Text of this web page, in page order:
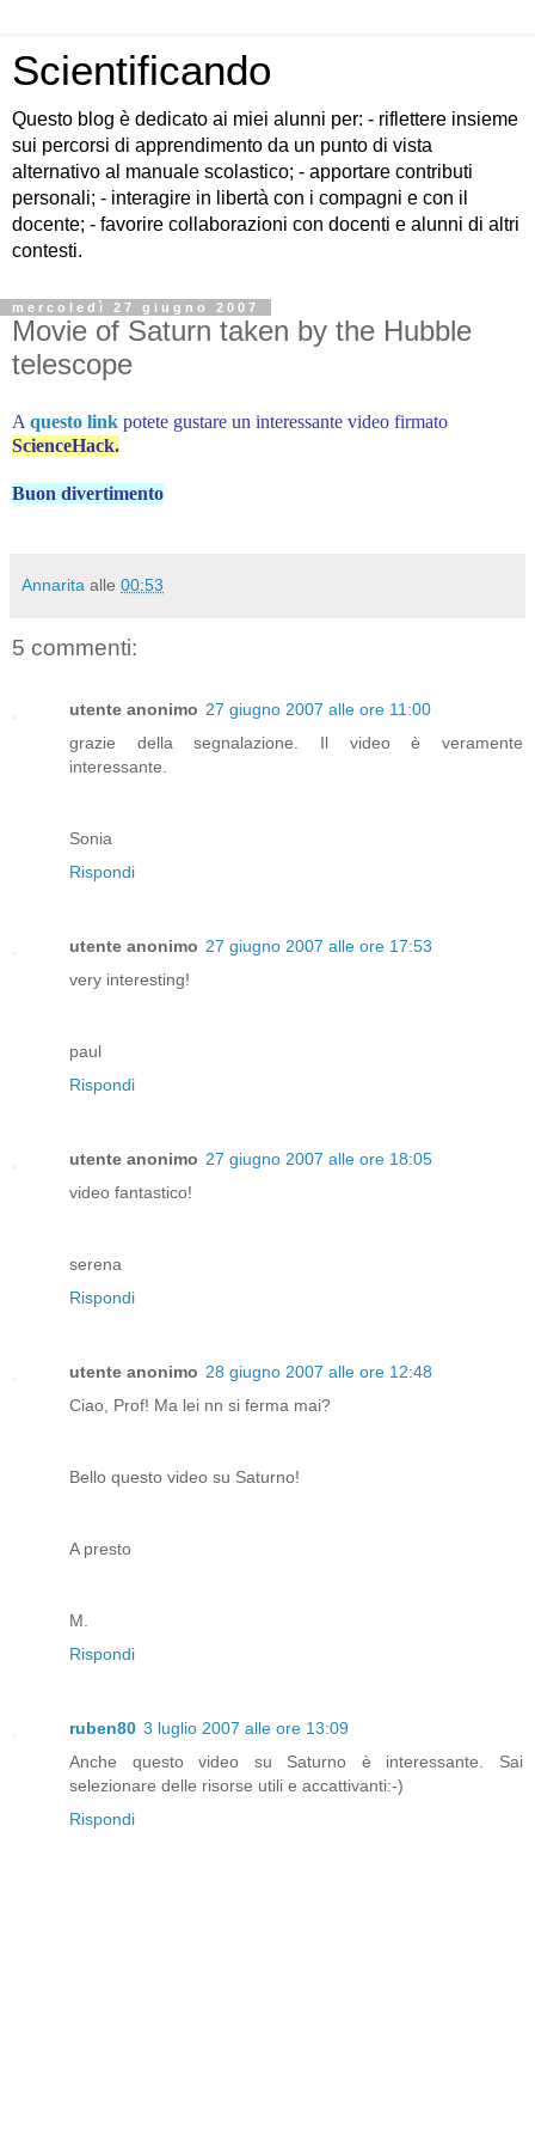
Scientificando
Questo blog è dedicato ai miei alunni per: - riflettere insieme
sui percorsi di apprendimento da un punto di vista
alternativo al manuale scolastico; - apportare contributi
personali; - interagire in libertà con i compagni e con il
docente; - favorire collaborazioni con docenti e alunni di altri
contesti.
mercoledì 27 giugno 2007
Movie of Saturn taken by the Hubble
telescope
A questo link potete gustare un interessante video firmato
ScienceHack.
Buon divertimento
Annarita alle 00:53
5 commenti:
utente anonimo 27 giugno 2007 alle ore 11:00
grazie della segnalazione. Il video è veramente
interessante.
Sonia
Rispondi
utente anonimo 27 giugno 2007 alle ore 17:53
very interesting!
paul
Rispondi
utente anonimo 27 giugno 2007 alle ore 18:05
video fantastico!
serena
Rispondi
utente anonimo 28 giugno 2007 alle ore 12:48
Ciao, Prof! Ma lei nn si ferma mai?
Bello questo video su Saturno!
A presto
M.
Rispondi
ruben80 3 luglio 2007 alle ore 13:09
Anche questo video su Saturno è interessante. Sai
selezionare delle risorse utili e accattivanti:-)
Rispondi